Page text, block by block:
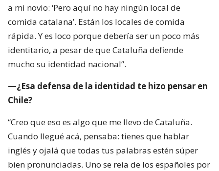
a mi novio: ‘Pero aquí no hay ningún local de
comida catalana’. Están los locales de comida
rápida. Y es loco porque debería ser un poco más
identitario, a pesar de que Cataluña defiende
mucho su identidad nacional”.
—¿Esa defensa de la identidad te hizo pensar en
Chile?
“Creo que eso es algo que me llevo de Cataluña.
Cuando llegué acá, pensaba: tienes que hablar
inglés y ojalá que todas tus palabras estén súper
bien pronunciadas. Uno se reía de los españoles por